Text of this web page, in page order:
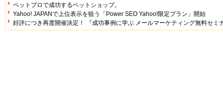
ペットプロで成功するペットショップ。
Yahoo! JAPANで上位表示を狙う「Power SEO Yahoo!限定プラン」開始
好評につき再度開催決定！ 『成功事例に学ぶ メールマーケティング無料セミ